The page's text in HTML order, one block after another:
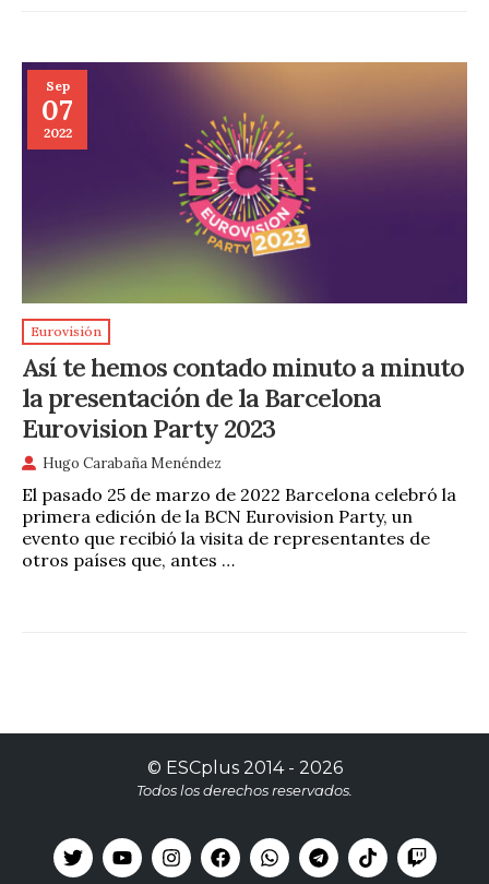
Sep
07
2022
Eurovisión
Así te hemos contado minuto a minuto
la presentación de la Barcelona
Eurovision Party 2023
Hugo Carabaña Menéndez
El pasado 25 de marzo de 2022 Barcelona celebró la
primera edición de la BCN Eurovision Party, un
evento que recibió la visita de representantes de
otros países que, antes …
© ESCplus2014 - 2026
Todos los derechos reservados.